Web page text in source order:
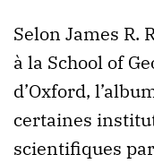
Selon James R.
à la School of
d’Oxford,
certaines
scientifiques